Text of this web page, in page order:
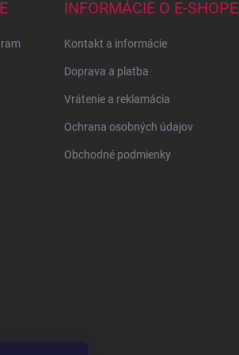
INFORMÁCIE O E-SHOPE
Kontakt a informácie
Doprava a platba
Vrátenie a reklamácia
Ochrana osobných údajov
Obchodné podmienky